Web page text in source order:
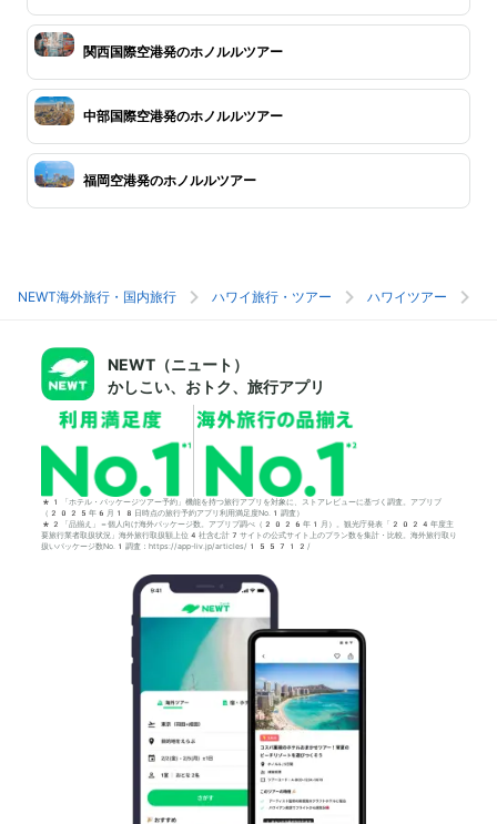
関西国際空港発のホノルルツアー
中部国際空港発のホノルルツアー
福岡空港発のホノルルツアー
NEWT海外旅行・国内旅行 ハワイ旅行・ツアー ハワイツアー
NEWT（ニュート）
かしこい、おトク、旅行アプリ
*1「ホテル・パッケージツアー予約」機能を持つ旅行アプリを対象に、ストアレビューに基づく調査。アプリブ
（2025年6月18日時点の旅行予約アプリ利用満足度No.1調査）
*2「品揃え」＝個人向け海外パッケージ数。アプリブ調べ（2026年1月）。観光庁発表「2024年度主
要旅行業者取扱状況」海外旅行取扱額上位4社含む計7サイトの公式サイト上のプラン数を集計・比較。海外旅行取り
扱いパッケージ数No.1調査：https://app-liv.jp/articles/155712/